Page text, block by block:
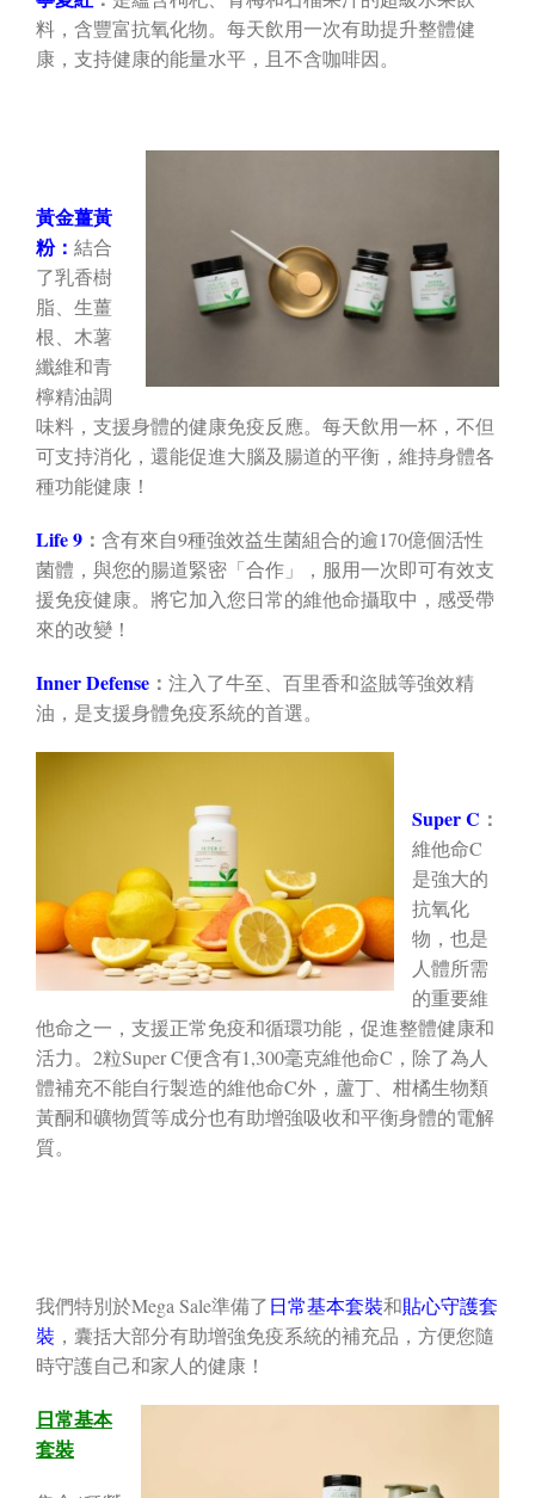
料，含豐富抗氧化物。每天飲用一次有助提升整體健
康，支持健康的能量水平，且不含咖啡因。
黃金薑黃
粉： 結合
了乳香樹
脂、生薑
根、木薯
纖維和青
檸精油調
味料，支援身體的健康免疫反應。每天飲用一杯，不但
可支持消化，還能促進大腦及腸道的平衡，維持身體各
種功能健康！
Life 9 ： 含有來自9種強效益生菌組合的逾170億個活性
菌體，與您的腸道緊密「合作」，服用一次即可有效支
援免疫健康。將它加入您日常的維他命攝取中，感受帶
來的改變！
Inner Defense ： 注入了牛至、百里香和盜賊等強效精
油，是支援身體免疫系統的首選。
Super C ：
維他命C
是強大的
抗氧化
物，也是
人體所需
的重要維
他命之一，支援正常免疫和循環功能，促進整體健康和
活力。2粒Super C便含有1,300毫克維他命C，除了為人
體補充不能自行製造的維他命C外，蘆丁、柑橘生物類
黃酮和礦物質等成分也有助增強吸收和平衡身體的電解
質。
我們特別於Mega Sale準備了日常基本套裝和貼心守護套
裝 ，囊括大部分有助增強免疫系統的補充品，方便您隨
時守護自己和家人的健康！
日常基本
套裝